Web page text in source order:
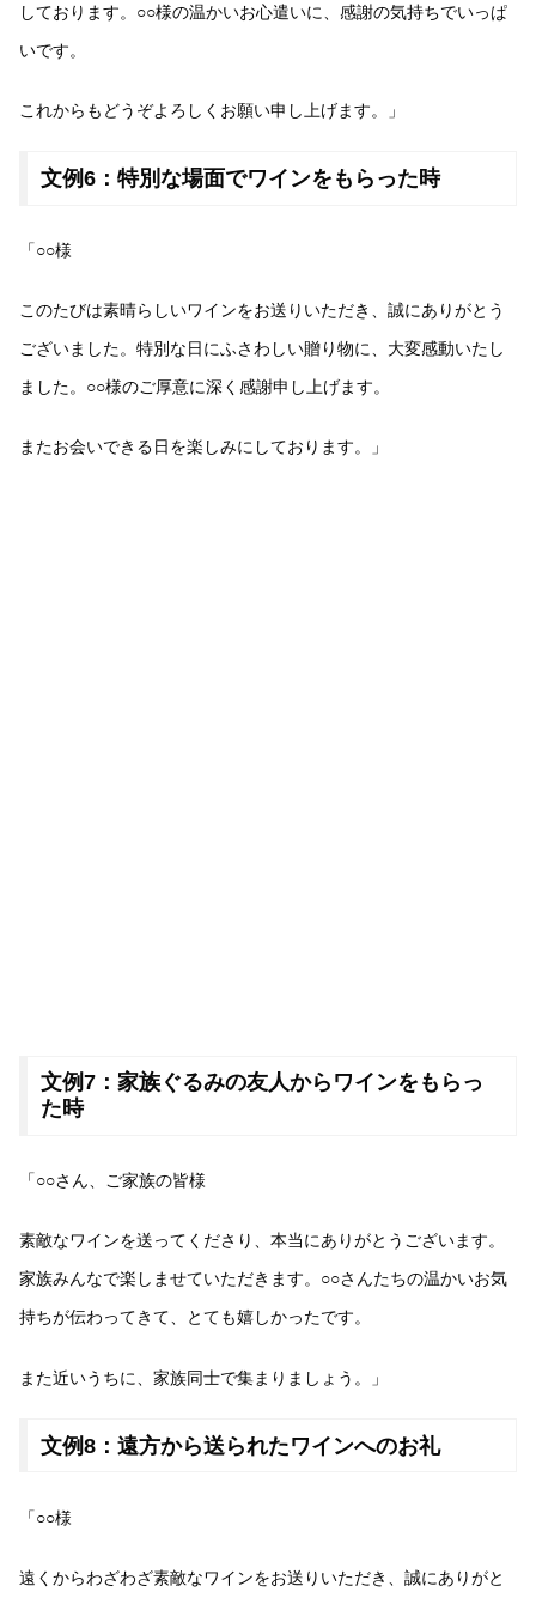
しております。○○様の温かいお心遣いに、感謝の気持ちでいっぱ
いです。
これからもどうぞよろしくお願い申し上げます。」
文例6：特別な場面でワインをもらった時
「○○様
このたびは素晴らしいワインをお送りいただき、誠にありがとう
ございました。特別な日にふさわしい贈り物に、大変感動いたし
ました。○○様のご厚意に深く感謝申し上げます。
またお会いできる日を楽しみにしております。」
文例7：家族ぐるみの友人からワインをもらっ
た時
「○○さん、ご家族の皆様
素敵なワインを送ってくださり、本当にありがとうございます。
家族みんなで楽しませていただきます。○○さんたちの温かいお気
持ちが伝わってきて、とても嬉しかったです。
また近いうちに、家族同士で集まりましょう。」
文例8：遠方から送られたワインへのお礼
「○○様
遠くからわざわざ素敵なワインをお送りいただき、誠にありがと